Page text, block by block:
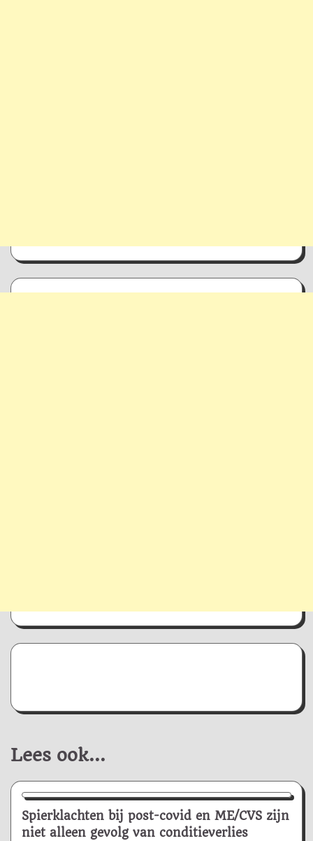
Lees ook...
Nieuws/Informatie
Spierklachten bij post-covid en ME/CVS zijn
niet alleen gevolg van conditieverlies